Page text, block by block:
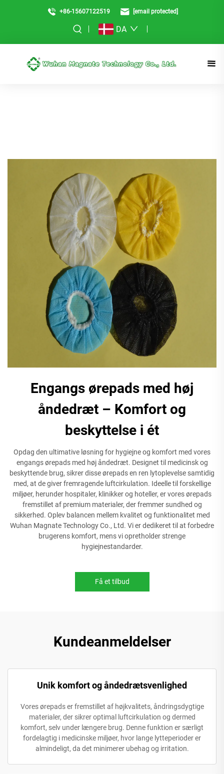
+86-15607122519 [email protected]
DA
Engangs ørepads med høj
åndedræt – Komfort og
beskyttelse i ét
Opdag den ultimative løsning for hygiejne og komfort med vores
engangs ørepads med høj åndedræt. Designet til medicinsk og
beskyttende brug, sikrer disse ørepads en ren lytoplevelse samtidig
med, at de giver fremragende luftcirkulation. Ideelle til forskellige
miljøer, herunder hospitaler, klinikker og hoteller, er vores ørepads
fremstillet af premium materialer, der fremmer sundhed og
sikkerhed. Oplev balancen mellem kvalitet og funktionalitet med
Wuhan Magnate Technology Co., Ltd. Vi er dedikeret til at forbedre
brugerens komfort, mens vi opretholder strenge
hygiejnestandarder.
Få et tilbud
Kundeanmeldelser
Unik komfort og åndedrætsvenlighed
Vores ørepads er fremstillet af højkvalitets, åndringsdygtige
materialer, der sikrer optimal luftcirkulation og dermed
komfort, selv under længere brug. Denne funktion er særligt
fordelagtig i medicinske miljøer, hvor lange lytteperioder er
almindeligt, da det minimerer ubehag og irritation.